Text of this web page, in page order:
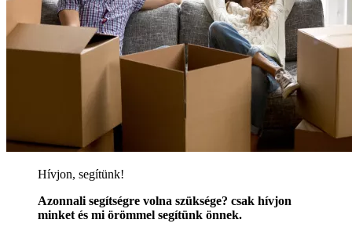
Hívjon, segítünk!
Azonnali segítségre volna szüksége? csak hívjon
minket és mi örömmel segítünk önnek.